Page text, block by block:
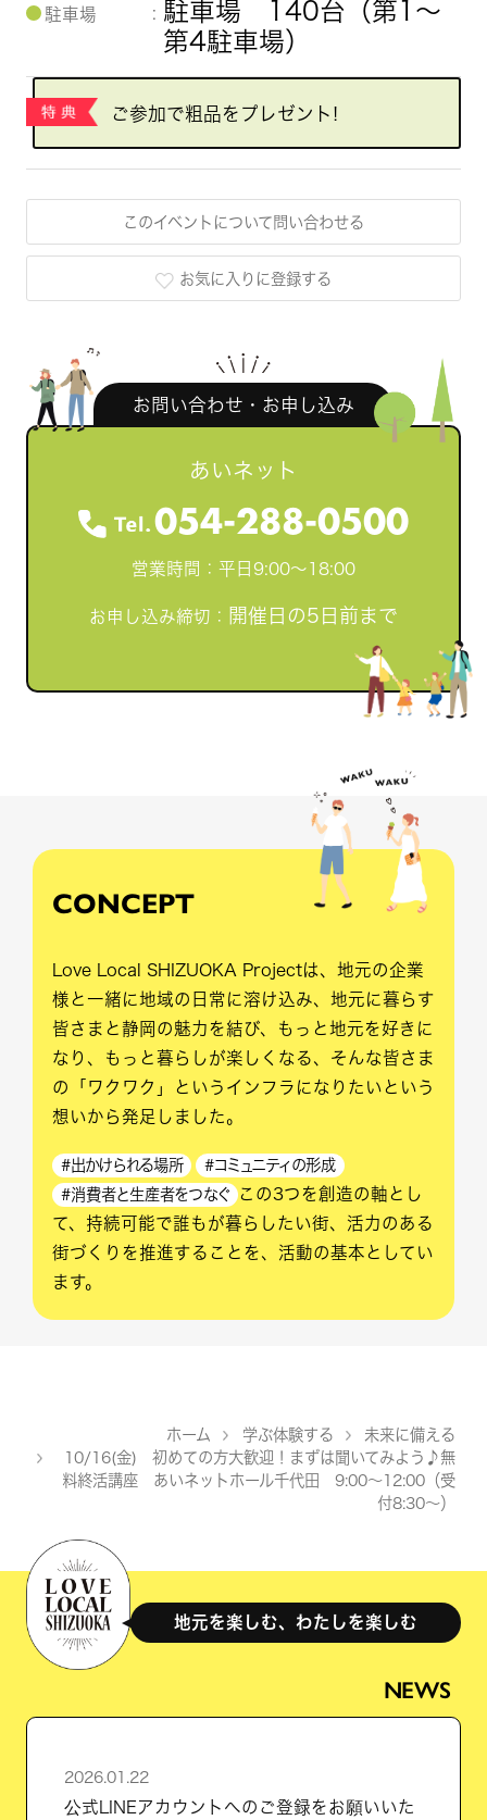
駐車場
駐車場 140台（第1～
第4駐車場）
お気に入りに登録する
このイベントについて問い合わせる
ご参加で粗品をプレゼント!
お問い合わせ・お申し込み
あいネット
054-288-0500
営業時間：平日9:00～18:00
お申し込み締切： 開催日の5日前まで
CONCEPT
Love Local SHIZUOKA Projectは、地元の企業
様と一緒に地域の日常に溶け込み、地元に暮らす
皆さまと静岡の魅力を結び、もっと地元を好きに
なり、もっと暮らしが楽しくなる、そんな皆さま
の「ワクワク」というインフラになりたいという
想いから発足しました。
#出かけられる場所
#コミュニティの形成
#消費者と生産者をつなぐ この3つを創造の軸とし
て、持続可能で誰もが暮らしたい街、活力のある
街づくりを推進することを、活動の基本としてい
ます。
ホーム 学ぶ体験する 未来に備える
10/16(金) 初めての方大歓迎！まずは聞いてみよう♪無
料終活講座 あいネットホール千代田 9:00～12:00（受
付8:30～）
地元を楽しむ、わたしを楽しむ
NEWS
2026.01.22
公式LINEアカウントへのご登録をお願いいた